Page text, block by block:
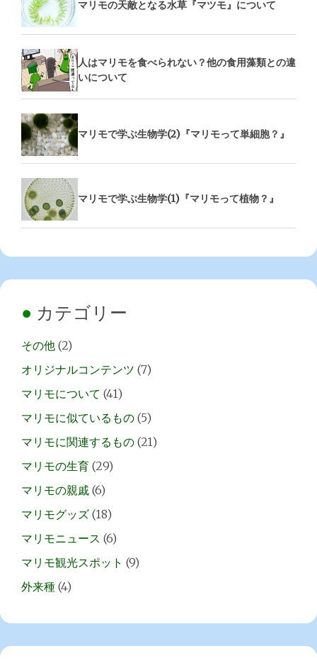
マリモの天敵となる水草『マツモ』について
人はマリモを食べられない？他の食用藻類との違
いについて
マリモで学ぶ生物学(2)『マリモって単細胞？』
マリモで学ぶ生物学(1)『マリモって植物？』
カテゴリー
その他 (2)
オリジナルコンテンツ (7)
マリモについて (41)
マリモに似ているもの (5)
マリモに関連するもの (21)
マリモの生育 (29)
マリモの親戚 (6)
マリモグッズ (18)
マリモニュース (6)
マリモ観光スポット (9)
外来種 (4)